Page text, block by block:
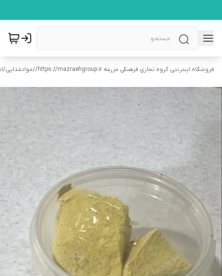
فروشگاه اینترنتی گروه تجاری فرهنگی مزرعه https://mazraehgroup.ir/ /موادغذایی/